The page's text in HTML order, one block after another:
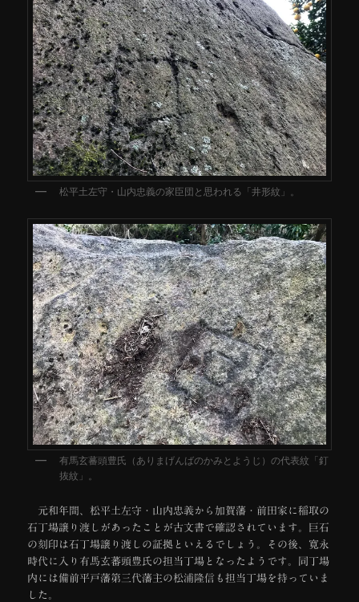
松平土左守・山内忠義の家臣団と思われる「井形紋」。
有馬玄蕃頭豊氏（ありまげんばのかみとようじ）の代表紋「釘
抜紋」。
元和年間、松平土左守・山内忠義から加賀藩・前田家に稲取の
石丁場譲り渡しがあったことが古文書で確認されています。巨石
の刻印は石丁場譲り渡しの証拠といえるでしょう。その後、寛永
時代に入り有馬玄蕃頭豊氏の担当丁場となったようです。同丁場
内には備前平戸藩第三代藩主の松浦隆信も担当丁場を持っていま
した。